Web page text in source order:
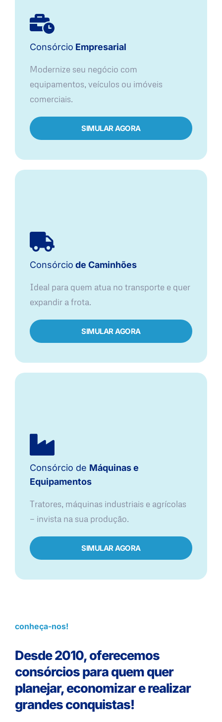
Consórcio Empresarial
Modernize seu negócio com
equipamentos, veículos ou imóveis
comerciais.
SIMULAR AGORA
Consórcio de Caminhões
Ideal para quem atua no transporte e quer
expandir a frota.
SIMULAR AGORA
Consórcio de Máquinas e
Equipamentos
Tratores, máquinas industriais e agrícolas
— invista na sua produção.
SIMULAR AGORA
conheça-nos!
Desde 2010, oferecemos
consórcios para quem quer
planejar, economizar e realizar
grandes conquistas!